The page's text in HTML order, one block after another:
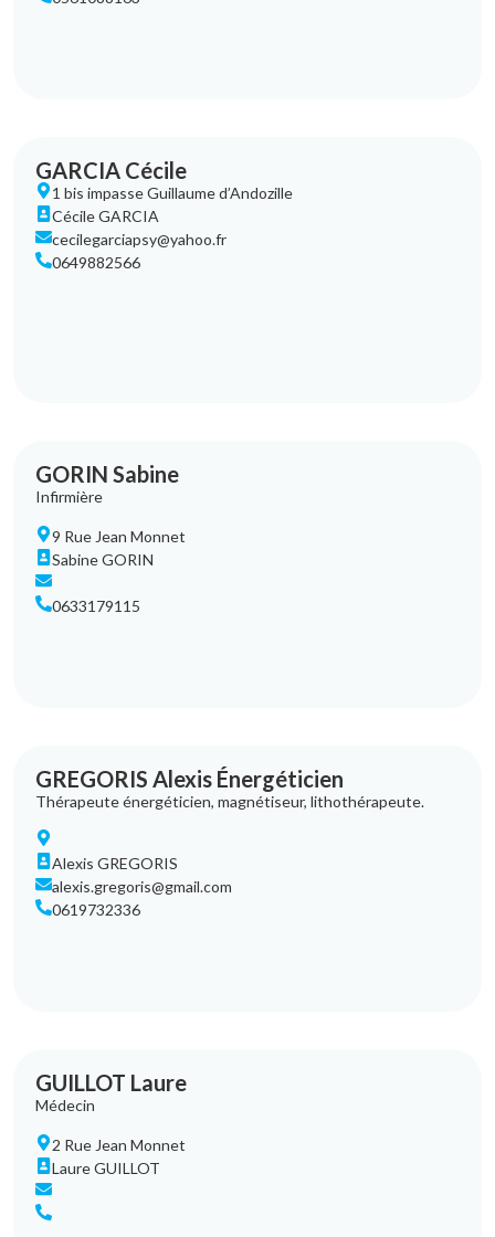
GARCIA Cécile
1 bis impasse Guillaume d’Andozille
Cécile GARCIA
cecilegarciapsy@yahoo.fr
0649882566
GORIN Sabine
Infirmière
9 Rue Jean Monnet
Sabine GORIN
0633179115
GREGORIS Alexis Énergéticien
Thérapeute énergéticien, magnétiseur, lithothérapeute.
Alexis GREGORIS
alexis.gregoris@gmail.com
0619732336
GUILLOT Laure
Médecin
2 Rue Jean Monnet
Laure GUILLOT